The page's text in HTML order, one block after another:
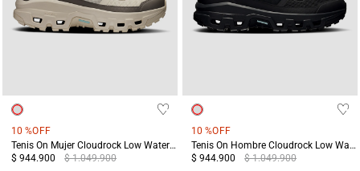
10 %OFF
Tenis On Mujer Cloudrock Low Waterproof Blanco
$ 944.900
$ 1.049.900
10 %OFF
Tenis On Hombre Cloudrock Low Waterproof Negro
$ 944.900
$ 1.049.900